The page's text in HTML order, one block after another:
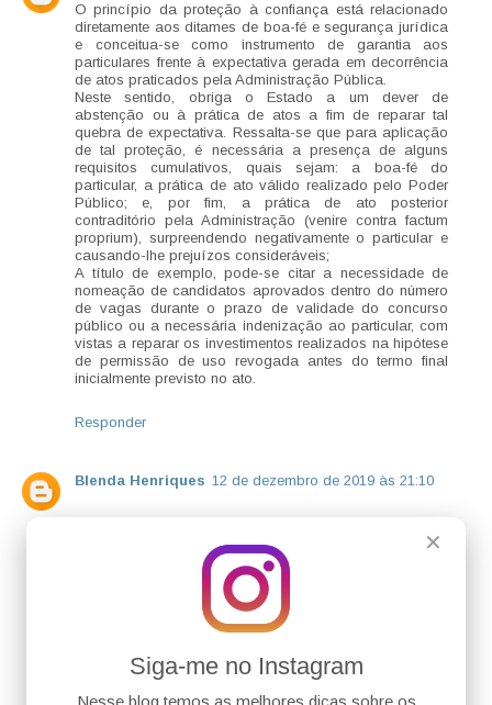
✕
Siga-me no Instagram
Nesse blog temos as melhores dicas sobre os
O princípio da proteção à confiança está relacionado
diretamente aos ditames de boa-fé e segurança jurídica
e conceitua-se como instrumento de garantia aos
particulares frente à expectativa gerada em decorrência
de atos praticados pela Administração Pública.
Neste sentido, obriga o Estado a um dever de
abstenção ou à prática de atos a fim de reparar tal
quebra de expectativa. Ressalta-se que para aplicação
de tal proteção, é necessária a presença de alguns
requisitos cumulativos, quais sejam: a boa-fé do
particular, a prática de ato válido realizado pelo Poder
Público; e, por fim, a prática de ato posterior
contraditório pela Administração (venire contra factum
proprium), surpreendendo negativamente o particular e
causando-lhe prejuízos consideráveis;
A título de exemplo, pode-se citar a necessidade de
nomeação de candidatos aprovados dentro do número
de vagas durante o prazo de validade do concurso
público ou a necessária indenização ao particular, com
vistas a reparar os investimentos realizados na hipótese
de permissão de uso revogada antes do termo final
inicialmente previsto no ato.
Responder
Blenda Henriques 12 de dezembro de 2019 às 21:10
de um dos princípios basilares do Direito Administrativo,
o da segurança jurídica.
Tal princípio desdobra-se em duas vertentes: proteção
do Estado em face ao particular, podendo usufruir de
suas prerrogativas, desde que embasadas na lei; e
proteção do particular contra as ingerências da
legalmente garantidos seus direitos e pode confiar que
os exercerá conforme suas expectativas.
A obtenção de uma licença administrativa, desde que